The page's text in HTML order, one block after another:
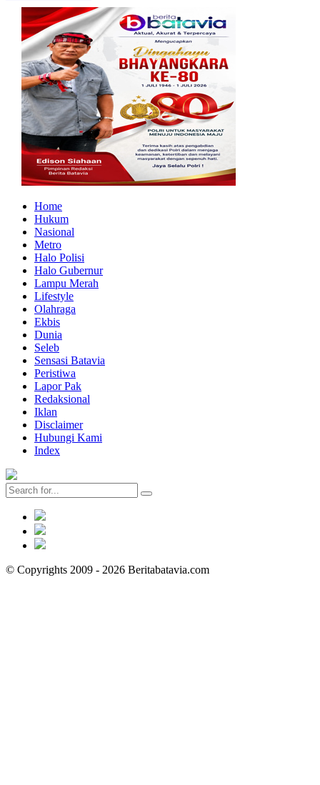
Home
Hukum
Nasional
Metro
Halo Polisi
Halo Gubernur
Lampu Merah
Lifestyle
Olahraga
Ekbis
Dunia
Seleb
Sensasi Batavia
Peristiwa
Lapor Pak
Redaksional
Iklan
Disclaimer
Hubungi Kami
Index
© Copyrights 2009 - 2026 Beritabatavia.com